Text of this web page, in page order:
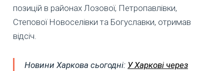
позицій в районах Лозової, Петропавлівки,
Степової Новоселівки та Богуславки, отримав
відсіч.
Новини Харкова сьогодні: У Харкові через